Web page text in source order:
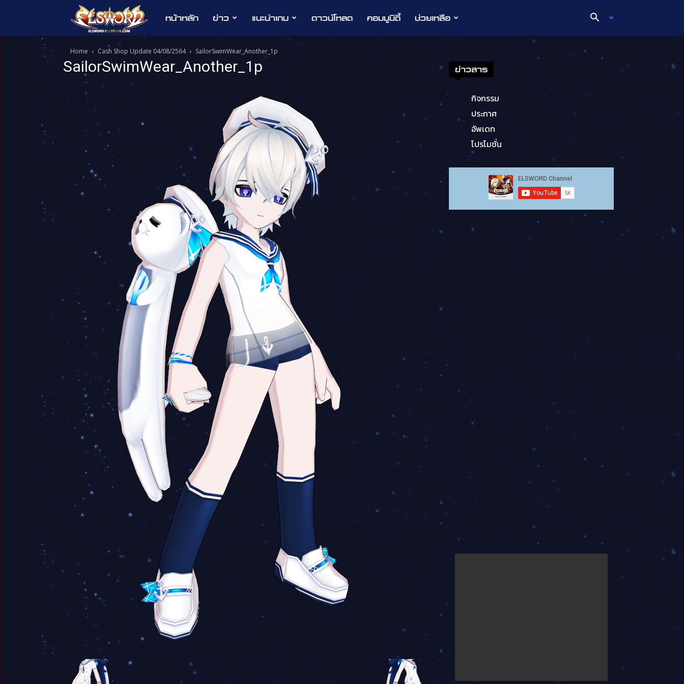
Elsword
หน้าหลัก ข่าว แนะนำเกม ดาวน์โหลด คอมมูนิตี้ ช่วยเหลือ
Home Cash Shop Update 04/08/2564 SailorSwimWear_Another_1p
SailorSwimWear_Another_1p ข่าวสาร
กิจกรรม
ประกาศ
อัพเดท
โปรโมชั่น